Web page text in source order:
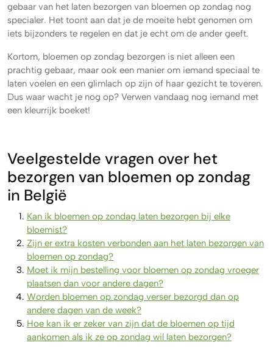
gebaar van het laten bezorgen van bloemen op zondag nog
specialer. Het toont aan dat je de moeite hebt genomen om
iets bijzonders te regelen en dat je echt om de ander geeft.
Kortom, bloemen op zondag bezorgen is niet alleen een
prachtig gebaar, maar ook een manier om iemand speciaal te
laten voelen en een glimlach op zijn of haar gezicht te toveren.
Dus waar wacht je nog op? Verwen vandaag nog iemand met
een kleurrijk boeket!
Veelgestelde vragen over het
bezorgen van bloemen op zondag
in België
Kan ik bloemen op zondag laten bezorgen bij elke
bloemist?
Zijn er extra kosten verbonden aan het laten bezorgen van
bloemen op zondag?
Moet ik mijn bestelling voor bloemen op zondag vroeger
plaatsen dan voor andere dagen?
Worden bloemen op zondag verser bezorgd dan op
andere dagen van de week?
Hoe kan ik er zeker van zijn dat de bloemen op tijd
aankomen als ik ze op zondag wil laten bezorgen?